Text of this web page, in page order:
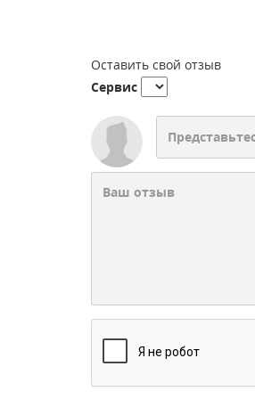
Оставить свой отзыв
Сервис